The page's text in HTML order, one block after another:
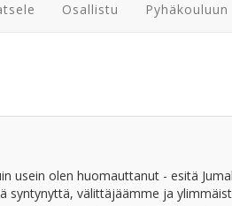
Osallistu Pyhäkouluun
usein olen huomauttanut - esitä
välittäjäämme ja